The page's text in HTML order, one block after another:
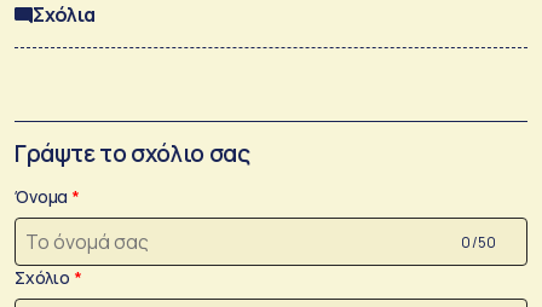
Σχόλια
Γράψτε το σχόλιο σας
Όνομα
0 /50
Σχόλιο